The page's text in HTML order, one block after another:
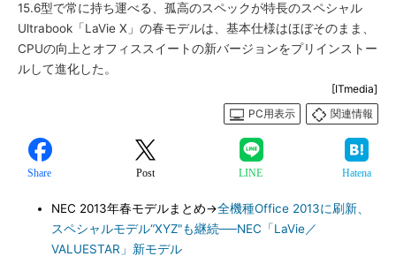
15.6型で常に持ち運べる、孤高のスペックが特長のスペシャル
Ultrabook「LaVie X」の春モデルは、基本仕様はほぼそのまま、
CPUの向上とオフィススイートの新バージョンをプリインストー
ルして進化した。
[ITmedia]
PC用表示
関連情報
Share Post LINE Hatena
NEC 2013年春モデルまとめ→全機種Office 2013に刷新、
スペシャルモデル“XYZ"も継続──NEC「LaVie／
VALUESTAR」新モデル